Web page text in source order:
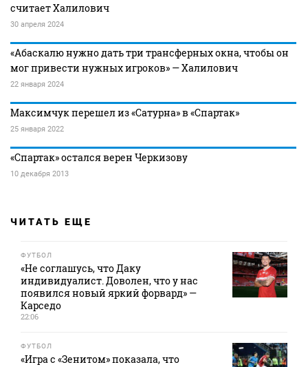
считает Халилович
30 апреля 2024
«Абаскалю нужно дать три трансферных окна, чтобы он
мог привести нужных игроков» — Халилович
22 января 2024
Максимчук перешел из «Сатурна» в «Спартак»
25 января 2022
«Спартак» остался верен Черкизову
10 декабря 2013
ЧИТАТЬ ЕЩЕ
ФУТБОЛ
«Не соглашусь, что Даку
индивидуалист. Доволен, что у нас
появился новый яркий форвард» —
Карседо
22:06
ФУТБОЛ
«Игра с «Зенитом» показала, что